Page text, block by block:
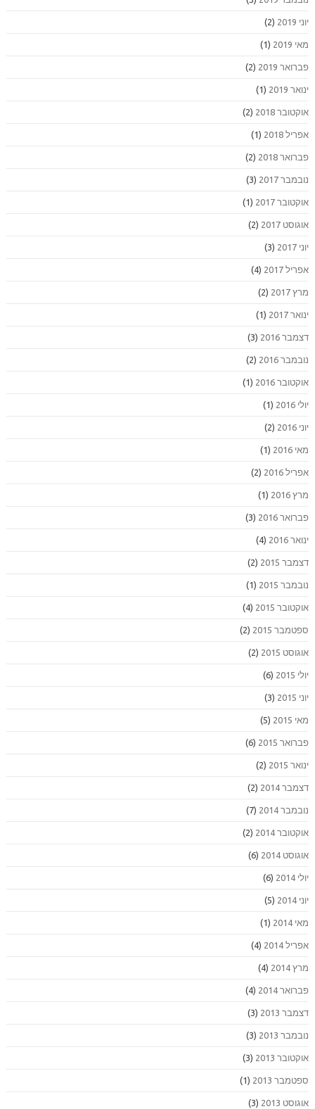
יוני 2019 (2)
מאי 2019 (1)
פברואר 2019 (2)
ינואר 2019 (1)
אוקטובר 2018 (2)
אפריל 2018 (1)
פברואר 2018 (2)
נובמבר 2017 (3)
אוקטובר 2017 (1)
אוגוסט 2017 (2)
יוני 2017 (3)
אפריל 2017 (4)
מרץ 2017 (2)
ינואר 2017 (1)
דצמבר 2016 (3)
נובמבר 2016 (2)
אוקטובר 2016 (1)
יולי 2016 (1)
יוני 2016 (2)
מאי 2016 (1)
אפריל 2016 (2)
מרץ 2016 (1)
פברואר 2016 (3)
ינואר 2016 (4)
דצמבר 2015 (2)
נובמבר 2015 (1)
אוקטובר 2015 (4)
ספטמבר 2015 (2)
אוגוסט 2015 (2)
יולי 2015 (6)
יוני 2015 (3)
מאי 2015 (5)
פברואר 2015 (6)
ינואר 2015 (2)
דצמבר 2014 (2)
נובמבר 2014 (7)
אוקטובר 2014 (2)
אוגוסט 2014 (6)
יולי 2014 (6)
יוני 2014 (5)
מאי 2014 (1)
אפריל 2014 (4)
מרץ 2014 (4)
פברואר 2014 (4)
דצמבר 2013 (3)
נובמבר 2013 (3)
אוקטובר 2013 (3)
ספטמבר 2013 (1)
אוגוסט 2013 (3)